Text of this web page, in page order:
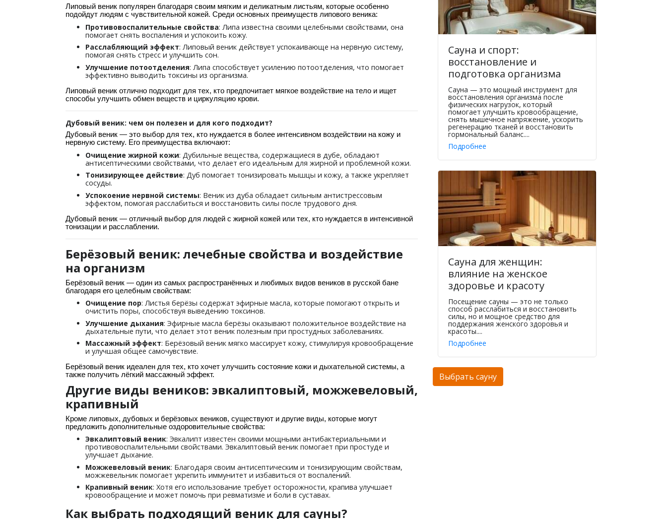
Липовый веник популярен благодаря своим мягким и деликатным листьям, которые особенно
подойдут людям с чувствительной кожей. Среди основных преимуществ липового веника:
Противовоспалительные свойства: Липа известна своими целебными свойствами, она
помогает снять воспаления и успокоить кожу.
Расслабляющий эффект: Липовый веник действует успокаивающе на нервную систему,
помогая снять стресс и улучшить сон.
Улучшение потоотделения: Липа способствует усилению потоотделения, что помогает
эффективно выводить токсины из организма.
Липовый веник отлично подходит для тех, кто предпочитает мягкое воздействие на тело и ищет
способы улучшить обмен веществ и циркуляцию крови.
Дубовый веник: чем он полезен и для кого подходит?
Дубовый веник — это выбор для тех, кто нуждается в более интенсивном воздействии на кожу и
нервную систему. Его преимущества включают:
Очищение жирной кожи: Дубильные вещества, содержащиеся в дубе, обладают
антисептическими свойствами, что делает его идеальным для жирной и проблемной кожи.
Тонизирующее действие: Дуб помогает тонизировать мышцы и кожу, а также укрепляет
сосуды.
Успокоение нервной системы: Веник из дуба обладает сильным антистрессовым
эффектом, помогая расслабиться и восстановить силы после трудового дня.
Дубовый веник — отличный выбор для людей с жирной кожей или тех, кто нуждается в интенсивной
тонизации и расслаблении.
Берёзовый веник: лечебные свойства и воздействие
на организм
Берёзовый веник — один из самых распространённых и любимых видов веников в русской бане
благодаря его целебным свойствам:
Очищение пор: Листья берёзы содержат эфирные масла, которые помогают открыть и
очистить поры, способствуя выведению токсинов.
Улучшение дыхания: Эфирные масла берёзы оказывают положительное воздействие на
дыхательные пути, что делает этот веник полезным при простудных заболеваниях.
Массажный эффект: Берёзовый веник мягко массирует кожу, стимулируя кровообращение
и улучшая общее самочувствие.
Берёзовый веник идеален для тех, кто хочет улучшить состояние кожи и дыхательной системы, а
также получить лёгкий массажный эффект.
Другие виды веников: эвкалиптовый, можжевеловый,
крапивный
Кроме липовых, дубовых и берёзовых веников, существуют и другие виды, которые могут
предложить дополнительные оздоровительные свойства:
Эвкалиптовый веник: Эвкалипт известен своими мощными антибактериальными и
противовоспалительными свойствами. Эвкалиптовый веник помогает при простуде и
улучшает дыхание.
Можжевеловый веник: Благодаря своим антисептическим и тонизирующим свойствам,
можжевельник помогает укрепить иммунитет и избавиться от воспалений.
Крапивный веник: Хотя его использование требует осторожности, крапива улучшает
кровообращение и может помочь при ревматизме и боли в суставах.
Как выбрать подходящий веник для сауны?
Сауна и спорт:
восстановление и
подготовка организма
Сауна — это мощный инструмент для
восстановления организма после
физических нагрузок, который
помогает улучшить кровообращение,
снять мышечное напряжение, ускорить
регенерацию тканей и восстановить
гормональный баланс....
Подробнее
Сауна для женщин:
влияние на женское
здоровье и красоту
Посещение сауны — это не только
способ расслабиться и восстановить
силы, но и мощное средство для
поддержания женского здоровья и
красоты....
Подробнее
Выбрать сауну